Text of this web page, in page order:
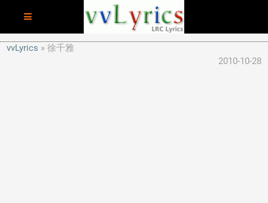
vvLyrics
徐千雅
2010-10-28